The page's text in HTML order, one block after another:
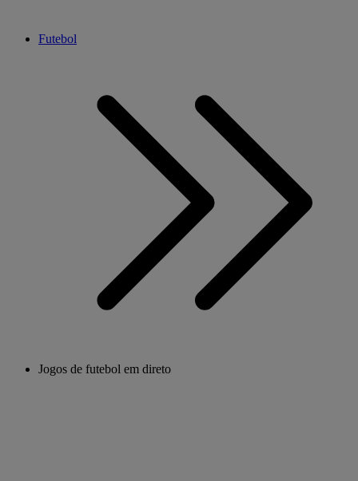
Futebol
Jogos de futebol em direto